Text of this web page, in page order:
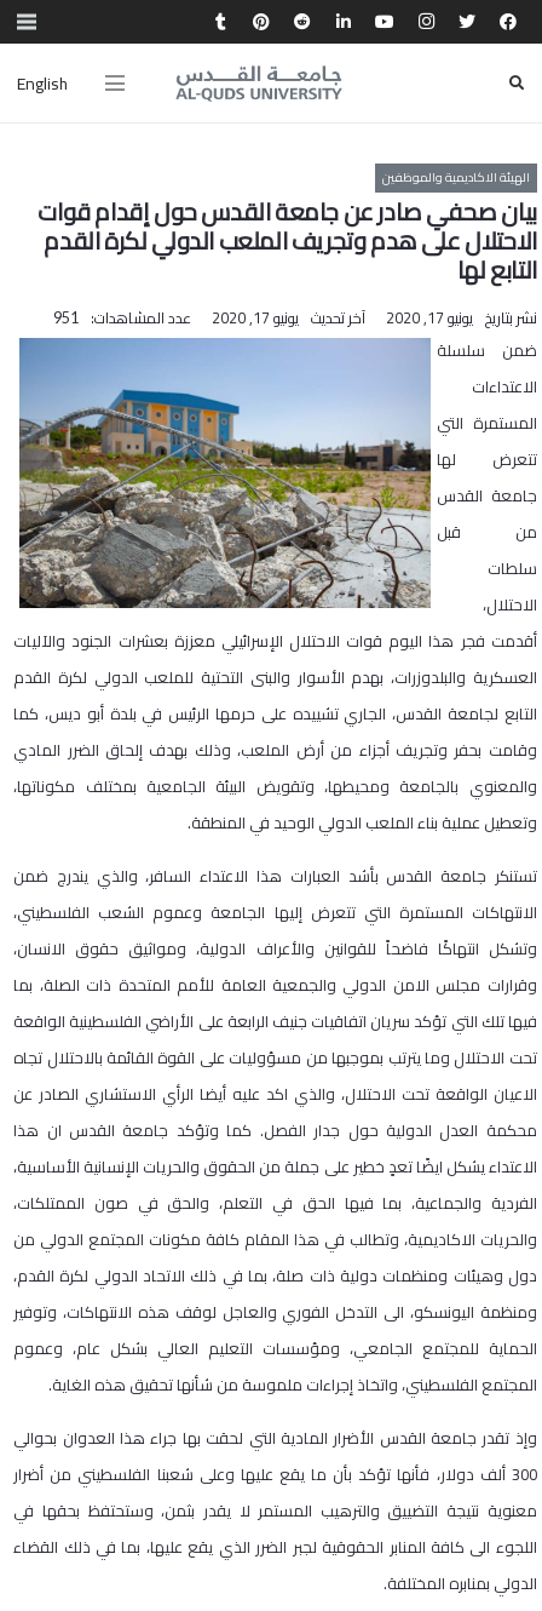
English
الهيئة الاكاديمية والموظفين
بيان صحفي صادر عن جامعة القدس حول إقدام قوات
الاحتلال على هدم وتجريف الملعب الدولي لكرة القدم
التابع لها
نشر بتاريخ يونيو 17, 2020 آخر تحديث يونيو 17, 2020 عدد المشاهدات: 951
ضمن سلسلة
الاعتداءات
المستمرة التي
تتعرض لها
جامعة القدس
من قبل
سلطات
الاحتلال،
أقدمت فجر هذا اليوم قوات الاحتلال الإسرائيلي معززة بعشرات الجنود والآليات
العسكرية والبلدوزرات، بهدم الأسوار والبنى التحتية للملعب الدولي لكرة القدم
التابع لجامعة القدس، الجاري تشييده على حرمها الرئيس في بلدة أبو ديس، كما
وقامت بحفر وتجريف أجزاء من أرض الملعب، وذلك بهدف إلحاق الضرر المادي
والمعنوي بالجامعة ومحيطها، وتقويض البيئة الجامعية بمختلف مكوناتها،
وتعطيل عملية بناء الملعب الدولي الوحيد في المنطقة.
تستنكر جامعة القدس بأشد العبارات هذا الاعتداء السافر، والذي يندرج ضمن
الانتهاكات المستمرة التي تتعرض إليها الجامعة وعموم الشعب الفلسطيني،
وتشكل انتهاكًا فاضحاً للقوانين والأعراف الدولية، ومواثيق حقوق الانسان،
وقرارات مجلس الامن الدولي والجمعية العامة للأمم المتحدة ذات الصلة، بما
فيها تلك التي تؤكد سريان اتفاقيات جنيف الرابعة على الأراضي الفلسطينية الواقعة
تحت الاحتلال وما يترتب بموجبها من مسؤوليات على القوة القائمة بالاحتلال تجاه
الاعيان الواقعة تحت الاحتلال، والذي اكد عليه أيضا الرأي الاستشاري الصادر عن
محكمة العدل الدولية حول جدار الفصل. كما وتؤكد جامعة القدس ان هذا
الاعتداء يشكل ايضًا تعدٍ خطير على جملة من الحقوق والحريات الإنسانية الأساسية،
الفردية والجماعية، بما فيها الحق في التعلم، والحق في صون الممتلكات،
والحريات الاكاديمية، وتطالب في هذا المقام كافة مكونات المجتمع الدولي من
دول وهيئات ومنظمات دولية ذات صلة، بما في ذلك الاتحاد الدولي لكرة القدم،
ومنظمة اليونسكو، الى التدخل الفوري والعاجل لوقف هذه الانتهاكات، وتوفير
الحماية للمجتمع الجامعي، ومؤسسات التعليم العالي بشكل عام، وعموم
المجتمع الفلسطيني، واتخاذ إجراءات ملموسة من شأنها تحقيق هذه الغاية.
وإذ تقدر جامعة القدس الأضرار المادية التي لحقت بها جراء هذا العدوان بحوالي
300 ألف دولار، فأنها تؤكد بأن ما يقع عليها وعلى شعبنا الفلسطيني من أضرار
معنوية نتيجة التضييق والترهيب المستمر لا يقدر بثمن، وستحتفظ بحقها في
اللجوء الى كافة المنابر الحقوقية لجبر الضرر الذي يقع عليها، بما في ذلك القضاء
الدولي بمنابره المختلفة.